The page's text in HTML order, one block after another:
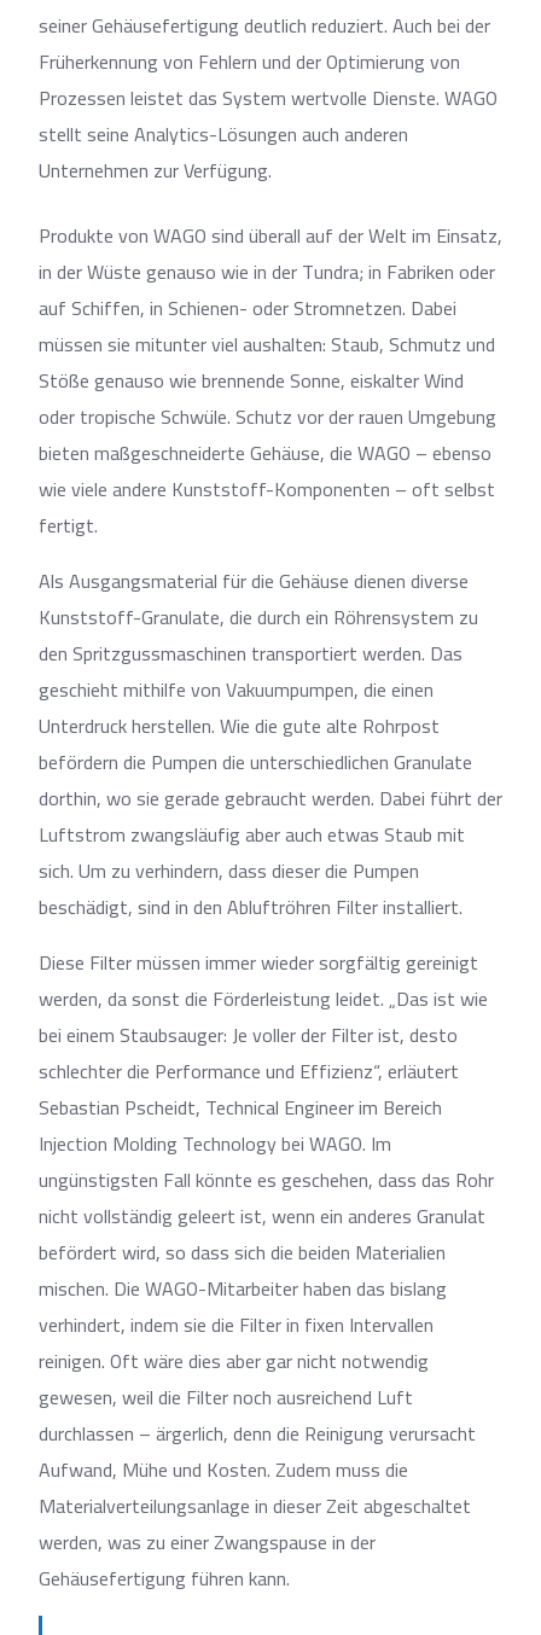
seiner Gehäusefertigung deutlich reduziert. Auch bei der
Früherkennung von Fehlern und der Optimierung von
Prozessen leistet das System wertvolle Dienste. WAGO
stellt seine Analytics-Lösungen auch anderen
Unternehmen zur Verfügung.
Produkte von WAGO sind überall auf der Welt im Einsatz,
in der Wüste genauso wie in der Tundra; in Fabriken oder
auf Schiffen, in Schienen- oder Stromnetzen. Dabei
müssen sie mitunter viel aushalten: Staub, Schmutz und
Stöße genauso wie brennende Sonne, eiskalter Wind
oder tropische Schwüle. Schutz vor der rauen Umgebung
bieten maßgeschneiderte Gehäuse, die WAGO – ebenso
wie viele andere Kunststoff-Komponenten – oft selbst
fertigt.
Als Ausgangsmaterial für die Gehäuse dienen diverse
Kunststoff-Granulate, die durch ein Röhrensystem zu
den Spritzgussmaschinen transportiert werden. Das
geschieht mithilfe von Vakuumpumpen, die einen
Unterdruck herstellen. Wie die gute alte Rohrpost
befördern die Pumpen die unterschiedlichen Granulate
dorthin, wo sie gerade gebraucht werden. Dabei führt der
Luftstrom zwangsläufig aber auch etwas Staub mit
sich. Um zu verhindern, dass dieser die Pumpen
beschädigt, sind in den Abluftröhren Filter installiert.
Diese Filter müssen immer wieder sorgfältig gereinigt
werden, da sonst die Förderleistung leidet. „Das ist wie
bei einem Staubsauger: Je voller der Filter ist, desto
schlechter die Performance und Effizienz“, erläutert
Sebastian Pscheidt, Technical Engineer im Bereich
Injection Molding Technology bei WAGO. Im
ungünstigsten Fall könnte es geschehen, dass das Rohr
nicht vollständig geleert ist, wenn ein anderes Granulat
befördert wird, so dass sich die beiden Materialien
mischen. Die WAGO-Mitarbeiter haben das bislang
verhindert, indem sie die Filter in fixen Intervallen
reinigen. Oft wäre dies aber gar nicht notwendig
gewesen, weil die Filter noch ausreichend Luft
durchlassen – ärgerlich, denn die Reinigung verursacht
Aufwand, Mühe und Kosten. Zudem muss die
Materialverteilungsanlage in dieser Zeit abgeschaltet
werden, was zu einer Zwangspause in der
Gehäusefertigung führen kann.